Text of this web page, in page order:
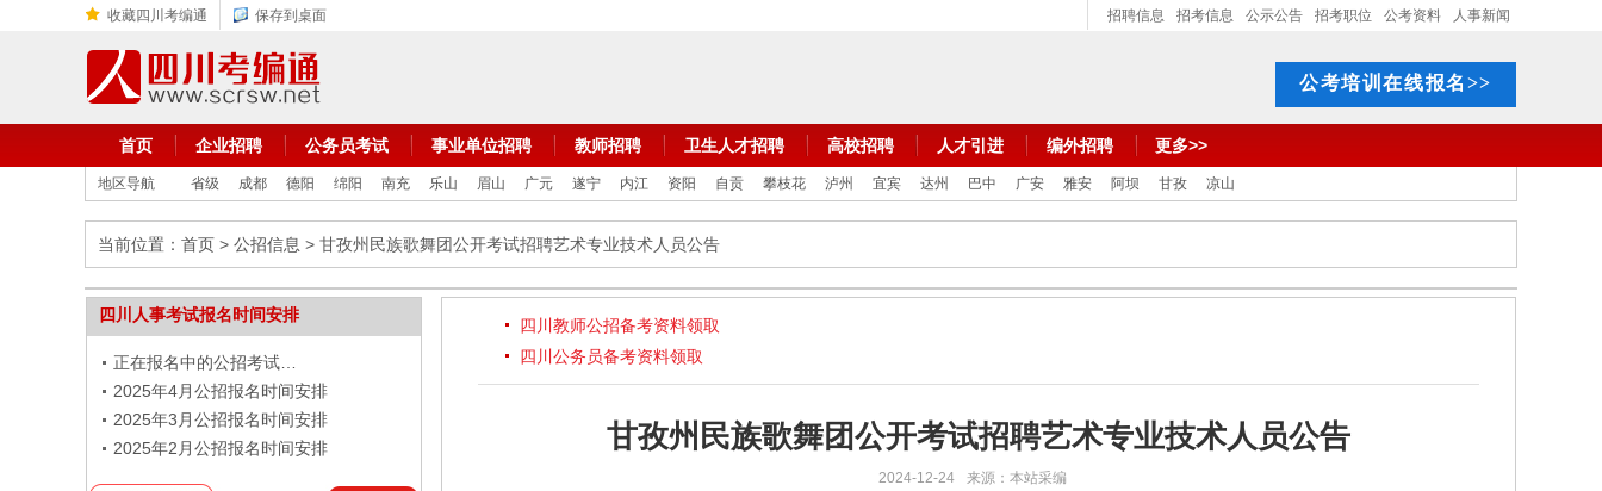
收藏四川考编通 保存到桌面 招聘信息 招考信息 公示公告 招考职位 公考资料 人事新闻
公考培训在线报名>>
首页 企业招聘 公务员考试 事业单位招聘 教师招聘 卫生人才招聘 高校招聘 人才引进 编外招聘 更多>>
地区导航 省级 成都 德阳 绵阳 南充 乐山 眉山 广元 遂宁 内江 资阳 自贡 攀枝花 泸州 宜宾 达州 巴中 广安 雅安 阿坝 甘孜 凉山
当前位置： 首页 > 公招信息 > 甘孜州民族歌舞团公开考试招聘艺术专业技术人员公告
四川人事考试报名时间安排
正在报名中的公招考试…
2025年4月公招报名时间安排
2025年3月公招报名时间安排
2025年2月公招报名时间安排
四川教师公招备考资料领取
四川公务员备考资料领取
甘孜州民族歌舞团公开考试招聘艺术专业技术人员公告
2024-12-24 来源：本站采编